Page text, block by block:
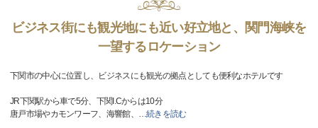
ビジネス街にも観光地にも近い好立地と、関門海峡を
一望するロケーション
下関市の中心に位置し、ビジネスにも観光の拠点としても便利なホテルです
JR下関駅から車で5分、下関I.Cからは10分
唐戸市場やカモンワーフ、海響館、 …続きを読む